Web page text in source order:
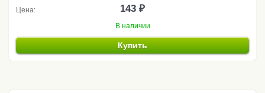
Цена: 143 ₽
В наличии
Купить